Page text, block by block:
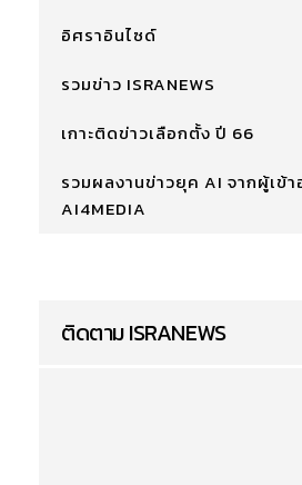
อิศราอินไซด์
รวมข่าว ISRANEWS
เกาะติดข่าวเลือกตั้ง ปี 66
รวมผลงานข่าวยุค AI จากผู้เข้
AI4MEDIA
ติดตาม ISRANEWS